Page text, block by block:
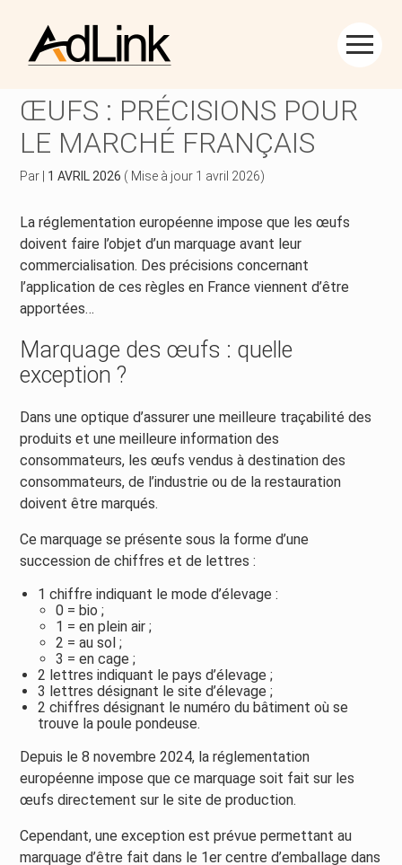
Aller
au
Créer et reprendre une activité
Développer votre entreprise
Construire votre patrimoine
Être prêt pour la facturation électronique
Piloter votre gestion
Gérer vos ressources humaines
Dématérialiser vos documents
ŒUFS : PRÉCISIONS POUR
LE MARCHÉ FRANÇAIS
Par 1 AVRIL 2026 ( Mise à jour 1 avril 2026)
La réglementation européenne impose que les œufs
doivent faire l’objet d’un marquage avant leur
commercialisation. Des précisions concernant
l’application de ces règles en France viennent d’être
apportées…
Marquage des œufs : quelle
exception ?
Dans une optique d’assurer une meilleure traçabilité des
produits et une meilleure information des
consommateurs, les œufs vendus à destination des
consommateurs, de l’industrie ou de la restauration
doivent être marqués.
Ce marquage se présente sous la forme d’une
succession de chiffres et de lettres :
1 chiffre indiquant le mode d’élevage :
0 = bio ;
1 = en plein air ;
2 = au sol ;
3 = en cage ;
2 lettres indiquant le pays d’élevage ;
3 lettres désignant le site d’élevage ;
2 chiffres désignant le numéro du bâtiment où se
trouve la poule pondeuse.
Depuis le 8 novembre 2024, la réglementation
européenne impose que ce marquage soit fait sur les
œufs directement sur le site de production.
Cependant, une exception est prévue permettant au
marquage d’être fait dans le 1er centre d’emballage dans